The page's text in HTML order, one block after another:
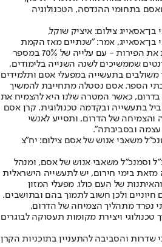
בתחומי ההנדסה, הטכנולוגיה
צילום: איציק שוקל,
אמר: "שנתיים מאז הקמת
הקרן, וכבר אנחנו זוכים לראות את הפירות - עם עלייה של 70% במספר
שממשיכים לשנה השנייה בלימודים,
משולבים בתעשייה במפעלי אסם ותלמידים
הספר. אסם נסטלה מתחייבת להמשיך
כאשר המטרה שלנו היא להצמיח את
בתעשייה ובקדמה טכנולוגית. קרן אסם
של הדרום, ותסייע לאנשי
ובסביבתה".
משאבי אנוש של אסם צילום: יח"צ
וסמנכ"ל משאבי אנוש של אסם, ומנהל
מזאת בימי חירום, יש לתעשייה הישראלית
של העם כולו. מפעלי המזון
ולכן חשוב לתמוך בהם ובתושבים.
נפרד מתהליך הצמיחה של הדרום,
ויצירת מקומות תעסוקה לבוגרים
והסביבה להתעניין בתוכניות הקרן